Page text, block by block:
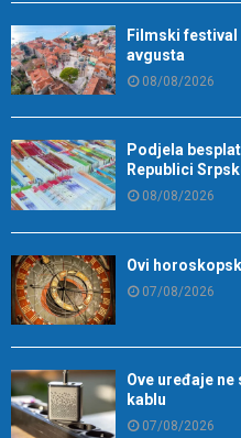
Filmski festival
avgusta
08/08/2026
Podjela
Republici
08/08/2026
Ovi
07/08/2026
Ove uređaje
kablu
07/08/2026